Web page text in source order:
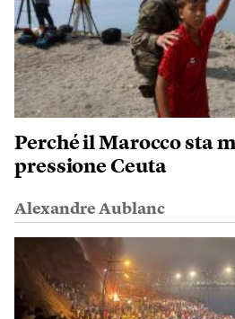
Perché il Marocco sta
pressione Ceuta
Alexandre Aublanc